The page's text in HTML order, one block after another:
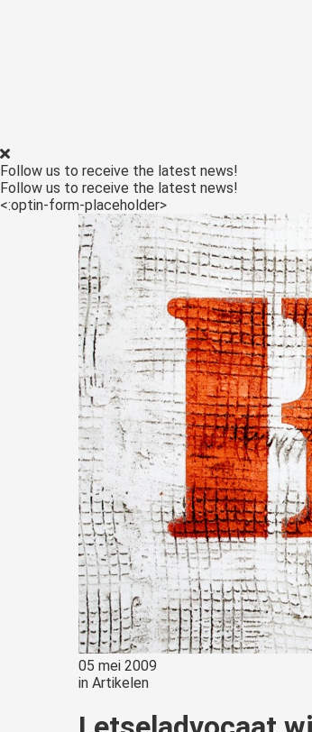
Follow us to receive the latest news!
Follow us to receive the latest news!
<:optin-form-placeholder>
05 mei 2009
in Artikelen